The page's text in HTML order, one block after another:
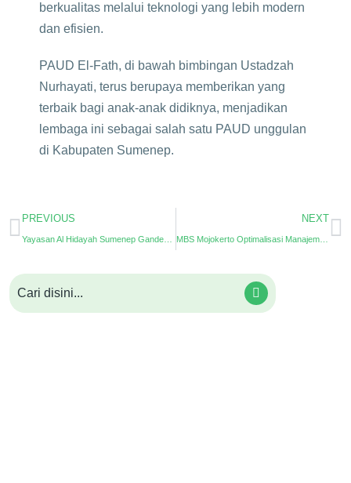
berkualitas melalui teknologi yang lebih modern
dan efisien.
PAUD El-Fath, di bawah bimbingan Ustadzah
Nurhayati, terus berupaya memberikan yang
terbaik bagi anak-anak didiknya, menjadikan
lembaga ini sebagai salah satu PAUD unggulan
di Kabupaten Sumenep.
PREVIOUS NEXT
MBS Mojokerto Optimalisasi Manajemen dengan ePesantren